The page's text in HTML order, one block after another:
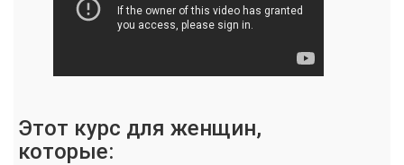
Этот курс для женщин,
которые: